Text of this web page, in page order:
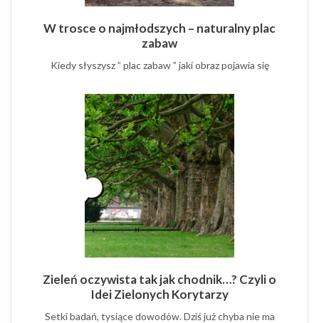
W trosce o najmłodszych – naturalny plac
zabaw
Kiedy słyszysz ” plac zabaw ” jaki obraz pojawia się
Zieleń oczywista tak jak chodnik…? Czyli o
Idei Zielonych Korytarzy
Setki badań, tysiące dowodów. Dziś już chyba nie ma